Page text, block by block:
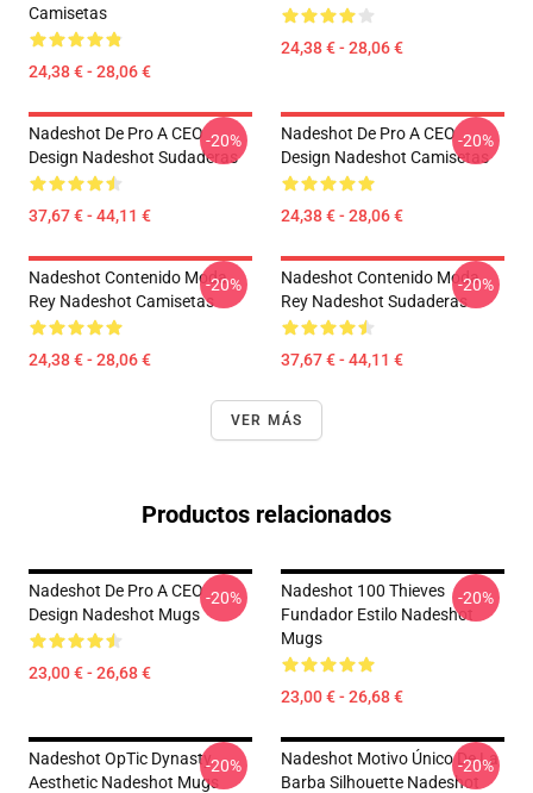
Camisetas
24,38 € - 28,06 €
24,38 € - 28,06 €
Nadeshot De Pro A CEO
Design Nadeshot Sudaderas
37,67 € - 44,11 €
-20%
Nadeshot De Pro A CEO
Design Nadeshot Camisetas
24,38 € - 28,06 €
-20%
Nadeshot Contenido Moda
Rey Nadeshot Camisetas
24,38 € - 28,06 €
-20%
Nadeshot Contenido Moda
Rey Nadeshot Sudaderas
37,67 € - 44,11 €
-20%
VER MÁS
Productos relacionados
Nadeshot De Pro A CEO
Design Nadeshot Mugs
23,00 € - 26,68 €
-20%
Nadeshot 100 Thieves
Fundador Estilo Nadeshot
Mugs
23,00 € - 26,68 €
-20%
Nadeshot OpTic Dynasty
Aesthetic Nadeshot Mugs
-20%
Nadeshot Motivo Único De La
Barba Silhouette Nadeshot
-20%